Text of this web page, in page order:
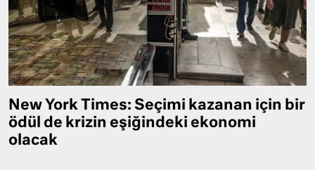
New York Times: Seçimi kazanan için bir
ödül de krizin eşiğindeki ekonomi
olacak